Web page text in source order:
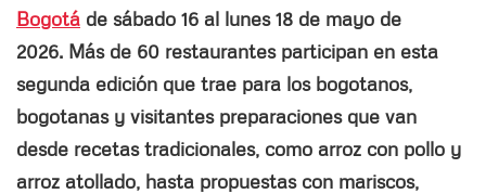
Bogotá de sábado 16 al lunes 18 de mayo de
2026. Más de 60 restaurantes participan en esta
segunda edición que trae para los bogotanos,
bogotanas y visitantes preparaciones que van
desde recetas tradicionales, como arroz con pollo y
arroz atollado, hasta propuestas con mariscos,